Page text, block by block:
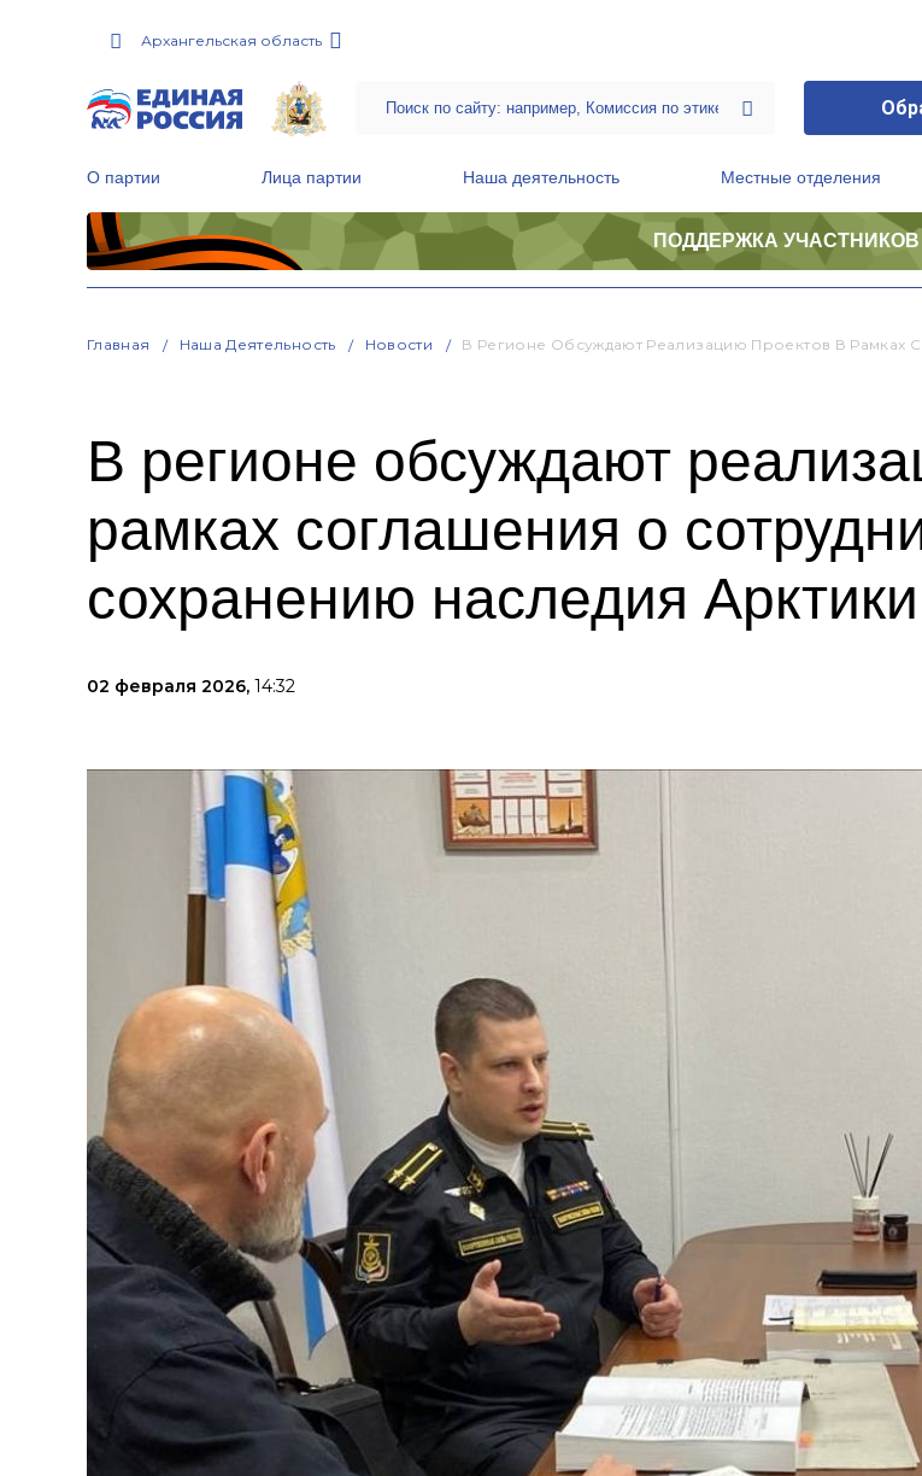
Архангельская область
О партии Лица партии Наша деятельность Местные отделения
ПОДДЕРЖКА
Главная Наша Деятельность Новости В Регионе Обсуждают Реализацию Проектов В Рамках
В регионе обсуждают
рамках соглашения о
сохранению наследия Арктики
02 февраля 2026, 14:32